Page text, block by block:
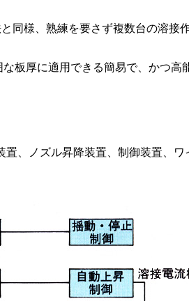
同様、熟練を要さず複数台の溶接
板厚に適用できる簡易で、かつ高
、ノズル昇降装置、制御装置、